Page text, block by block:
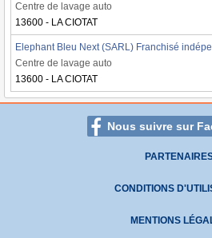
Centre de lavage auto
13600 - LA CIOTAT
Elephant Bleu Next (SARL) Franchisé
Centre de lavage auto
13600 - LA CIOTAT
Nous suivre sur
CONDITIONS
MENTIONS